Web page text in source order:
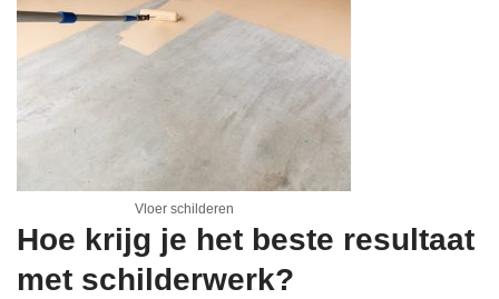
Vloer schilderen
Hoe krijg je het beste resultaat
met schilderwerk?